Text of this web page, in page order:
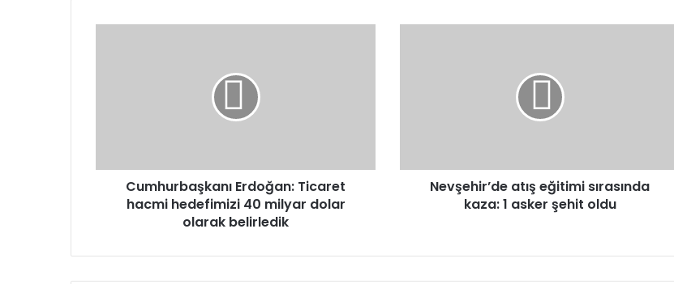
olarak
belirledikCumhurbaşkanı Erdoğan: Ticaret
hacmi hedefimizi 40 milyar dolar
olarak belirledik
oldu
Nevşehir’de atış eğitimi sırasında
kaza: 1 asker şehit oldu